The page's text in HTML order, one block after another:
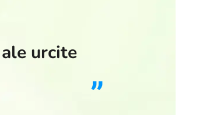
urcite